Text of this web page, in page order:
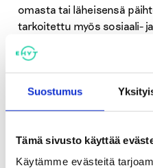
Suostumus
Tämä sivusto käyttää
Käytämme evästeitä
omasta tai läheisensä
tarkoitettu myös sosiaali-
ammattilaiselle, joka
mielipiteen asiakkaansa
Päihdeneuvontapalvelu
organisaatioita
työn tekemistä.
www.paihdeneuvonta.fi